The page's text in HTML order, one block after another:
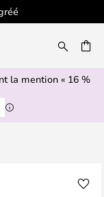
la mention « 16 %